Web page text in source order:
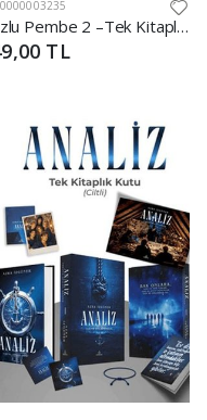
Tozlu Pembe 2 –Tek Kitaplık Kutu
TL